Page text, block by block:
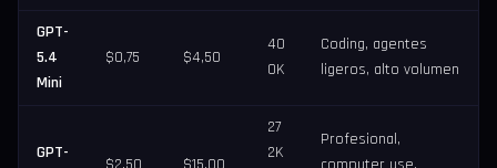
GPT-
5.4
Mini
$0,75 $4,50
40
0K
Coding, agentes
ligeros, alto volumen
GPT-
27
2K
Profesional,